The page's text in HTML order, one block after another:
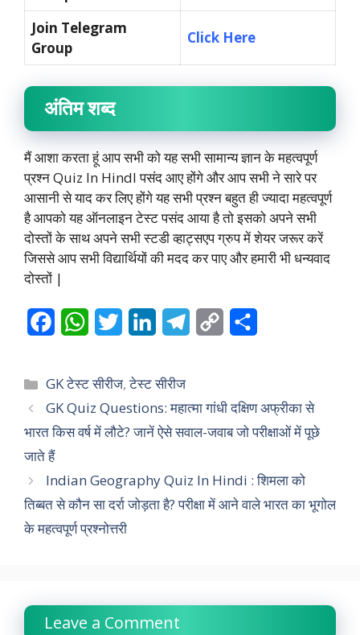
Join Telegram
Group
Click Here
अंतिम शब्द
मैं आशा करता हूं आप सभी को यह सभी सामान्य ज्ञान के महत्वपूर्ण
प्रश्न Quiz In HindI पसंद आए होंगे और आप सभी ने सारे पर
आसानी से याद कर लिए होंगे यह सभी प्रश्न बहुत ही ज्यादा महत्वपूर्ण
है आपको यह ऑनलाइन टेस्ट पसंद आया है तो इसको अपने सभी
दोस्तों के साथ अपने सभी स्टडी व्हाट्सएप ग्रुप में शेयर जरूर करें
जिससे आप सभी विद्यार्थियों की मदद कर पाए और हमारी भी धन्यवाद
दोस्तों |
c
e
b
o
o
k
W
a
t
s
p
p
i
t
t
r
n
k
e
I
n
e
g
a
m
y
L
n
k
r
e
Categories
GK टेस्ट सीरीज,टेस्ट सीरीज
GK Quiz Questions: महात्मा गांधी दक्षिण अफ्रीका से
भारत किस वर्ष में लौटे? जानें ऐसे सवाल-जवाब जो परीक्षाओं में पूछे
जाते हैं
Indian Geography Quiz In Hindi : शिमला को
तिब्बत से कौन सा दर्रा जोड़ता है? परीक्षा में आने वाले भारत का भूगोल
के महत्वपूर्ण प्रश्नोत्तरी
Leave a Comment